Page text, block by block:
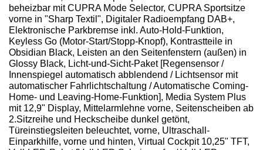
beheizbar mit CUPRA Mode Selector, CUPRA Sportsitze
vorne in "Sharp Textil", Digitaler Radioempfang DAB+,
Elektronische Parkbremse inkl. Auto-Hold-Funktion,
Keyless Go (Motor-Start/Stopp-Knopf), Kontrastteile in
Obsidian Black, Leisten an den Seitenfenstern (außen) in
Glossy Black, Licht-und-Sicht-Paket [Regensensor /
Innenspiegel automatisch abblendend / Lichtsensor mit
automatischer Fahrlichtschaltung / Automatische Coming-
Home- und Leaving-Home-Funktion], Media System Plus
mit 12,9" Display, Mittelarmlehne vorne, Seitenscheiben ab
2.Sitzreihe und Heckscheibe dunkel getönt,
Türeinstiegsleiten beleuchtet, vorne, Ultraschall-
Einparkhilfe, vorne und hinten, Virtual Cockpit 10,25" TFT,